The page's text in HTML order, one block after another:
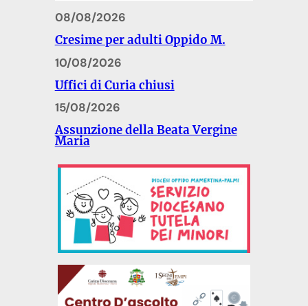
08/08/2026
Cresime per adulti Oppido M.
10/08/2026
Uffici di Curia chiusi
15/08/2026
Assunzione della Beata Vergine
Maria